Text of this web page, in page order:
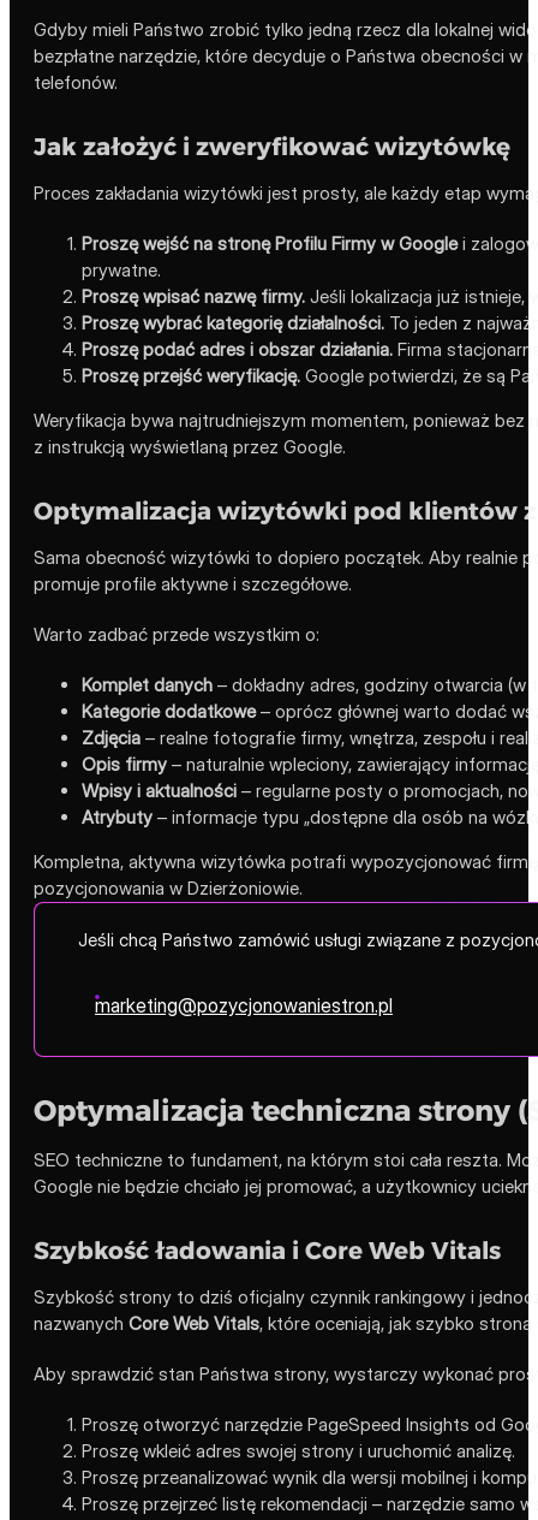
Gdyby mieli Państwo zrobić tylko jedną rzecz dla lokalnej
bezpłatne narzędzie, które decyduje o Państwa obecności w
telefonów.
Jak założyć i zweryfikować wizytówkę
Proces zakładania wizytówki jest prosty, ale każdy etap
Proszę wejść na stronę Profilu Firmy w Googlei
prywatne.
Proszę wpisać nazwę firmy. Jeśli lokalizacja już istnieje,
Proszę wybrać kategorię działalności. To jeden z
Proszę podać adres i obszar działania. Firma
Proszę przejść weryfikację. Google potwierdzi, że są
Weryfikacja bywa najtrudniejszym momentem, ponieważ bez
z instrukcją wyświetlaną przez Google.
Optymalizacja wizytówki pod klientów
Sama obecność wizytówki to dopiero początek. Aby realnie
promuje profile aktywne i szczegółowe.
Warto zadbać przede wszystkim o:
Komplet danych – dokładny adres, godziny otwarcia
Kategorie dodatkowe– oprócz głównej warto dodać
Zdjęcia – realne fotografie firmy, wnętrza, zespołu i
Opis firmy – naturalnie wpleciony, zawierający
Wpisy i aktualności – regularne posty o promocjach,
Atrybuty – informacje typu „dostępne dla osób na
Kompletna, aktywna wizytówka potrafi wypozycjonować
pozycjonowania w Dzierżoniowie.
Jeśli chcą Państwo zamówić usługi związane z
marketing@pozycjonowaniestron.pl
Optymalizacja techniczna strony
SEO techniczne to fundament, na którym stoi cała reszta.
Google nie będzie chciało jej promować, a użytkownicy
Szybkość ładowania i Core Web Vitals
Szybkość strony to dziś oficjalny czynnik rankingowy i
nazwanych Core Web Vitals, które oceniają, jak szybko strona
Aby sprawdzić stan Państwa strony, wystarczy wykonać
Proszę otworzyć narzędzie PageSpeed Insights od
Proszę wkleić adres swojej strony i uruchomić analizę.
Proszę przeanalizować wynik dla wersji mobilnej i
Proszę przejrzeć listę rekomendacji – narzędzie samo